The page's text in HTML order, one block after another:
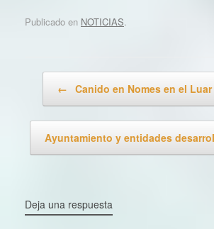
Publicado en NOTICIAS.
← Canido en Nomes en el Luar
Ayuntamiento y entidades
Deja una respuesta